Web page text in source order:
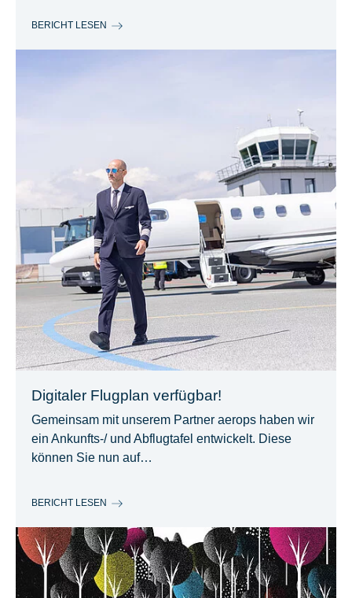
BERICHT LESEN
Digitaler Flugplan verfügbar!
Gemeinsam mit unserem Partner aerops haben wir
ein Ankunfts-/ und Abflugtafel entwickelt. Diese
können Sie nun auf…
BERICHT LESEN